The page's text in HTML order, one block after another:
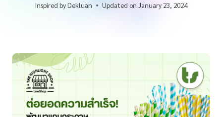
Inspired byDekluan Updated on January 23, 2024